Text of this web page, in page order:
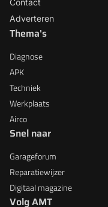
Contact
Adverteren
Thema's
Diagnose
APK
Techniek
Werkplaats
Airco
Snel naar
Garageforum
Reparatiewijzer
Digitaal magazine
Volg AMT